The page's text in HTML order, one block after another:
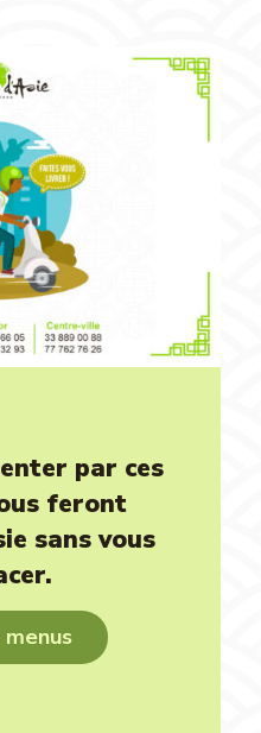
par ces
feront
sans vous
.